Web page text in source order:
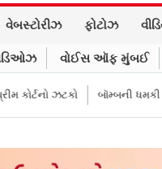
વેબસ્ટોરીઝ ફોટોઝ
વોઈસ ઑફ મુંબઈ
બૉમ્બની ધમકી બાદ મુંબઈમાં હાઈ